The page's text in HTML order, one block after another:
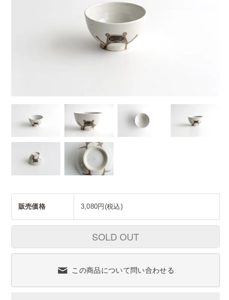
販売価格 3,080円(税込)
SOLD OUT
この商品について問い合わせる